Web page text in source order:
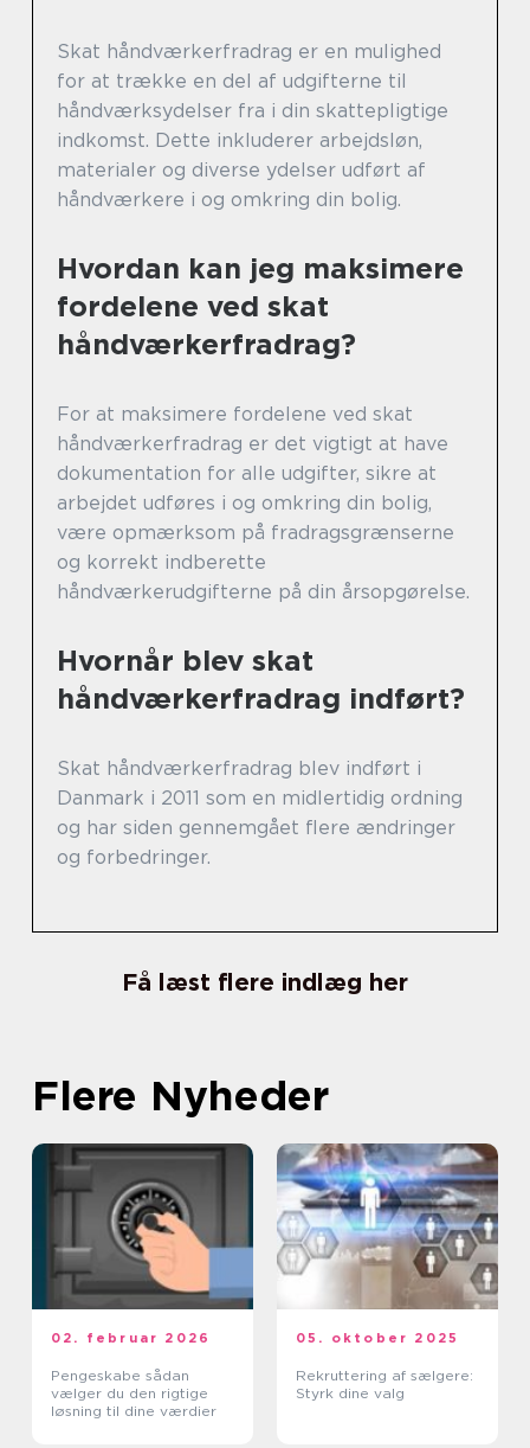
Skat håndværkerfradrag er en mulighed
for at trække en del af udgifterne til
håndværksydelser fra i din skattepligtige
indkomst. Dette inkluderer arbejdsløn,
materialer og diverse ydelser udført af
håndværkere i og omkring din bolig.
Hvordan kan jeg maksimere
fordelene ved skat
håndværkerfradrag?
For at maksimere fordelene ved skat
håndværkerfradrag er det vigtigt at have
dokumentation for alle udgifter, sikre at
arbejdet udføres i og omkring din bolig,
være opmærksom på fradragsgrænserne
og korrekt indberette
håndværkerudgifterne på din årsopgørelse.
Hvornår blev skat
håndværkerfradrag indført?
Skat håndværkerfradrag blev indført i
Danmark i 2011 som en midlertidig ordning
og har siden gennemgået flere ændringer
og forbedringer.
Få læst flere indlæg her
Flere Nyheder
02. februar 2026
Pengeskabe sådan
vælger du den rigtige
løsning til dine værdier
05. oktober 2025
Rekruttering af sælgere:
Styrk dine valg